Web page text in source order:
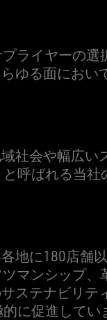
ライヤーの
ゆる面におい
社会や幅広い
呼ばれる当
地に180店舗
マンシップ
ステナビリテ
に促進してい